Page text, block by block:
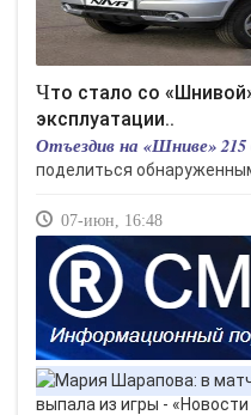
Что стало со «Шнивой» за 15 лет: Опытом
эксплуатации..
Отъездив на «Шниве»
поделиться
07-июн, 16:48